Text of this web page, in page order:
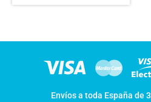
Envíos a toda España de